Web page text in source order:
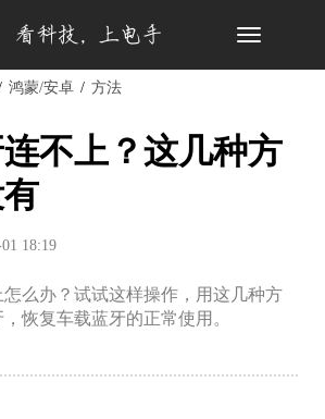
Toggle
鸿蒙/安卓 方法
不上？这几种方
18:19
么办？试试这样操作，用这几种方
恢复车载蓝牙的正常使用。